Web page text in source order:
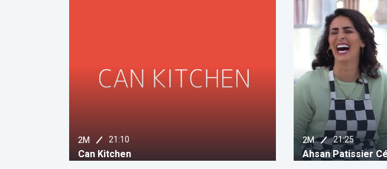
2M 21:10
Can Kitchen
2M 21:25
Ahsan Patissier